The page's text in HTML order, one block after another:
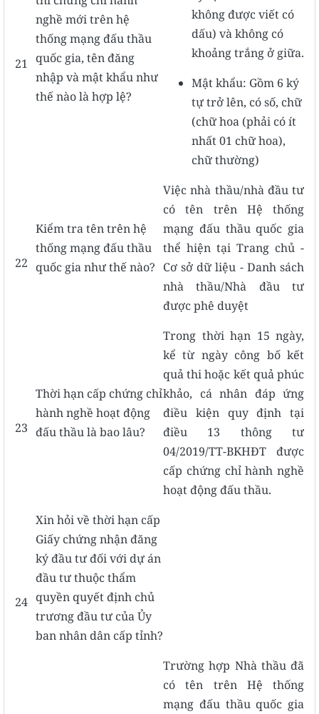
21
nghề mới trên hệ
thống mạng đấu thầu
quốc gia, tên đăng
nhập và mật khẩu như
thế nào là hợp lệ?
không được viết có
dấu) và không có
khoảng trắng ở giữa.
Mật khẩu: Gồm 6 ký
tự trở lên, có số, chữ
(chữ hoa (phải có ít
nhất 01 chữ hoa),
chữ thường)
22
Kiểm tra tên trên hệ
thống mạng đấu thầu
quốc gia như thế nào?
Việc nhà thầu/nhà đầu tư
có tên trên Hệ thống
mạng đấu thầu quốc gia
thể hiện tại Trang chủ -
Cơ sở dữ liệu - Danh sách
nhà thầu/Nhà đầu tư
được phê duyệt
23
Thời hạn cấp chứng chỉ
hành nghề hoạt động
đấu thầu là bao lâu?
Trong thời hạn 15 ngày,
kể từ ngày công bố kết
quả thi hoặc kết quả phúc
khảo, cá nhân đáp ứng
điều kiện quy định tại
điều 13 thông tư
04/2019/TT-BKHĐT được
cấp chứng chỉ hành nghề
hoạt động đấu thầu.
24
Xin hỏi về thời hạn cấp
Giấy chứng nhận đăng
ký đầu tư đối với dự án
đầu tư thuộc thẩm
quyền quyết định chủ
trương đầu tư của Ủy
ban nhân dân cấp tỉnh?
Trường hợp Nhà thầu đã
có tên trên Hệ thống
mạng đấu thầu quốc gia